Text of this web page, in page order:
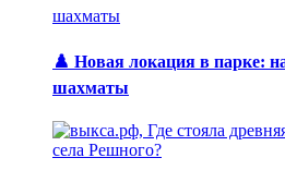
♟️ Новая локация в парке:
шахматы